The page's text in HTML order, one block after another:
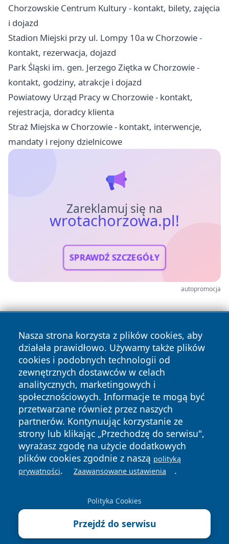
Chorzowskie Centrum Kultury - kontakt, bilety, zajęcia
i dojazd
Stadion Miejski przy ul. Lompy 10a w Chorzowie -
kontakt, rezerwacja, dojazd
Park Śląski im. gen. Jerzego Ziętka w Chorzowie -
kontakt, godziny, atrakcje i dojazd
Powiatowy Urząd Pracy w Chorzowie - kontakt,
rejestracja, doradcy klienta
Straż Miejska w Chorzowie - kontakt, interwencje,
mandaty i rejony dzielnicowe
Zareklamuj się na
wrotachorzowa.pl!
SPRAWDŹ SZCZEGÓŁY
autopromocja
Nasza strona korzysta z plików cookies, aby
działała prawidłowo. Używamy także plików
cookies i podobnych technologii od
zewnętrznych dostawców w celach
analitycznych, marketingowych i
społecznościowych. Informacje te mogą być
przetwarzane również przez naszych
partnerów. Kontynuując korzystanie ze
strony lub klikając „Przechodzę do serwisu",
wyrażasz zgodę na użycie dodatkowych
plików cookies zgodnie z naszą polityką
prywatności. Zaawansowane ustawienia .
Polityka Cookies
Przejdź do serwisu
Copyright © 2026 wrotachorzowa.pl Wszystkie prawa
zastrzeżone.
News Autorzy
Polityka
Prywatności
Polityka
Cookies